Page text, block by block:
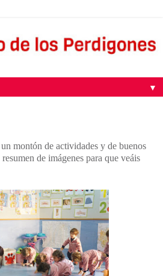
▼
montón de actividades y de buenos
de imágenes para que veáis